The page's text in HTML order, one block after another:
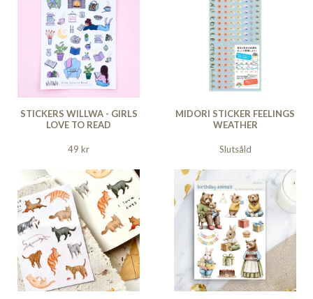
STICKERS WILLWA - GIRLS
LOVE TO READ
49 kr
MIDORI STICKER FEELINGS
WEATHER
Slutsåld